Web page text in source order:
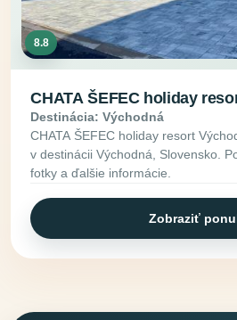
8.8
CHATA ŠEFEC holiday
Destinácia: Východná
CHATA ŠEFEC holiday resort
v destinácii Východná, Slovensko.
fotky a ďalšie informácie.
Zobraziť